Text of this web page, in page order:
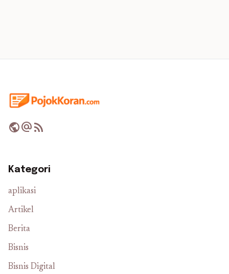
publicalternate_emailrss_feed
Kategori
aplikasi
Artikel
Berita
Bisnis
Bisnis Digital